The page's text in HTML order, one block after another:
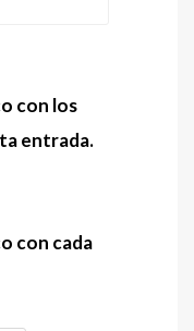
con los
entrada.
con cada